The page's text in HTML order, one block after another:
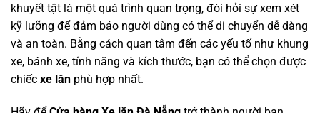
khuyết tật là một quá trình quan trọng, đòi hỏi sự xem xét
kỹ lưỡng để đảm bảo người dùng có thể di chuyển dễ dàng
và an toàn. Bằng cách quan tâm đến các yếu tố như khung
xe, bánh xe, tính năng và kích thước, bạn có thể chọn được
chiếc xe lăn phù hợp nhất.